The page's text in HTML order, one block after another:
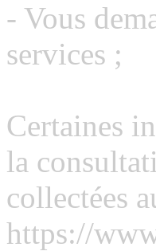
- Vous
services ;
Certaines
la
collectées
https://